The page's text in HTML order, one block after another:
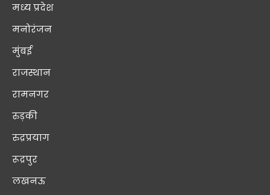
मध्य प्रदेश
मनोरंजन
मुंबई
राजस्थान
रामनगर
रुड़की
रुद्रप्रयाग
रूद्रपुर
लखनऊ